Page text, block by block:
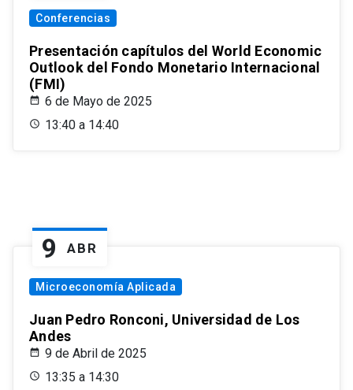
Conferencias
Presentación capítulos del World Economic
Outlook del Fondo Monetario Internacional
(FMI)
6 de Mayo de 2025
13:40 a 14:40
9 ABR
Microeconomía Aplicada
Juan Pedro Ronconi, Universidad de Los
Andes
9 de Abril de 2025
13:35 a 14:30